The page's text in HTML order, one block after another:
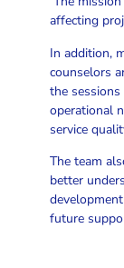
affecting
In addition,
counselors
the
operational
The team
better
future